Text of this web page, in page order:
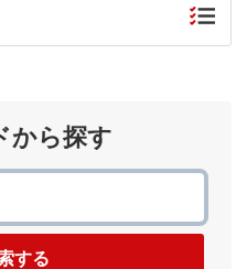
から探す
する